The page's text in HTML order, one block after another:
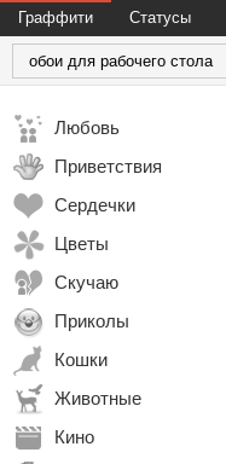
Граффити Статусы
обои для рабочего стола
Любовь
Приветствия
Сердечки
Цветы
Скучаю
Приколы
Кошки
Животные
Кино